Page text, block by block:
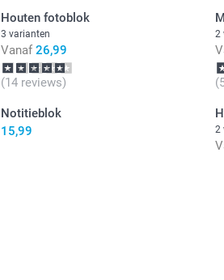
Houten fotoblok
3 varianten
Vanaf 26,99
(14 reviews)
2
Notitieblok
15,99
2